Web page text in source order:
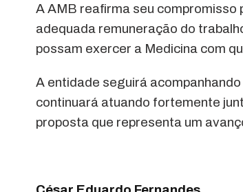
A AMB reafirma seu
adequada remuneração do
possam exercer a Medicina com
A entidade seguirá
continuará atuando fortemente
proposta que representa um